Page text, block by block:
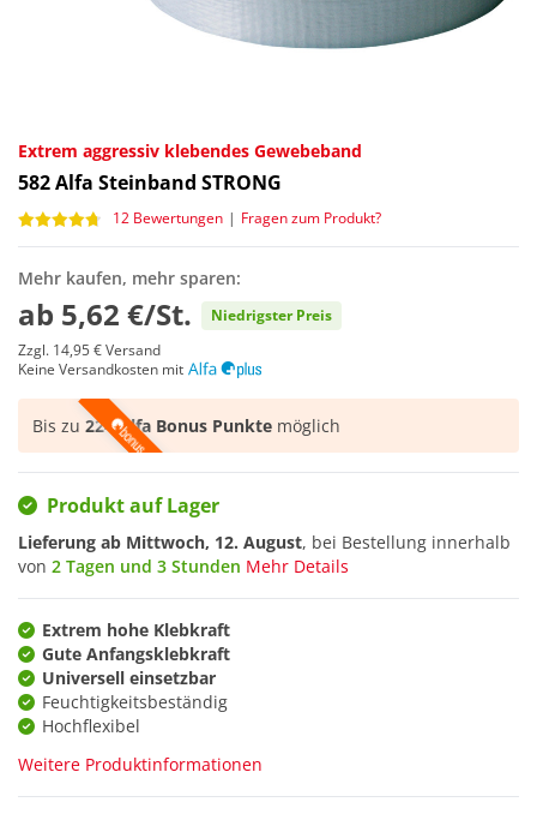
Extrem aggressiv klebendes Gewebeband
582Alfa Steinband STRONG
12 Bewertungen | Fragen zum Produkt?
Mehr kaufen, mehr sparen:
ab 5,62 €/St.
Niedrigster Preis
Zzgl. 14,95 €Versand
Keine Versandkosten mit
Bis zu 224 Alfa Bonus Punkte möglich
Produkt auf Lager
Lieferung ab Mittwoch, 12. August, bei Bestellung innerhalb
von 2 Tagen und 3 Stunden Mehr Details
Extrem hohe Klebkraft
Gute Anfangsklebkraft
Universell einsetzbar
Feuchtigkeitsbeständig
Hochflexibel
Weitere Produktinformationen